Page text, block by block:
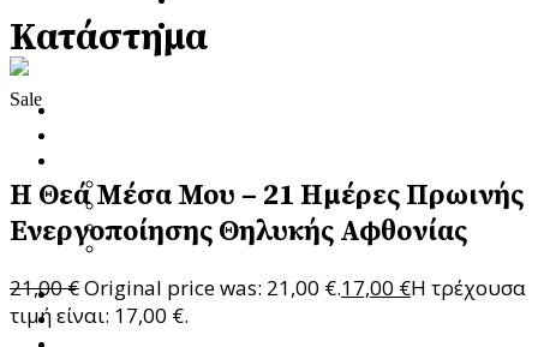
Επικοινωνία
Προσωποκεντρική Συμβουλευτική Ψυχοθεραπεία
Focusing – Διαδικασία Εστίασης
Theta Healing
Ενεργειακή Ψυχολογία & Θεραπευτική
Blog
Κατάστημα
Κατάστημα
Sale
Η Θεά Μέσα Μου – 21 Ημέρες Πρωινής
Ενεργοποίησης Θηλυκής Αφθονίας
21,00€Original price was: 21,00 €.17,00 €Η τρέχουσα
τιμή είναι: 17,00 €.